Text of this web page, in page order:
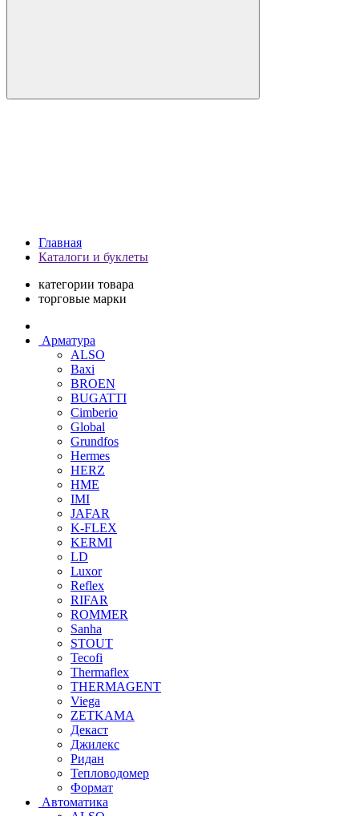
Главная
Каталоги и буклеты
категории товара
торговые марки
Арматура
ALSO
Baxi
BROEN
BUGATTI
Cimberio
Global
Grundfos
Hermes
HERZ
HME
IMI
JAFAR
K-FLEX
KERMI
LD
Luxor
Reflex
RIFAR
ROMMER
Sanha
STOUT
Tecofi
Thermaflex
THERMAGENT
Viega
ZETKAMA
Декаст
Джилекс
Ридан
Тепловодомер
Формат
Автоматика